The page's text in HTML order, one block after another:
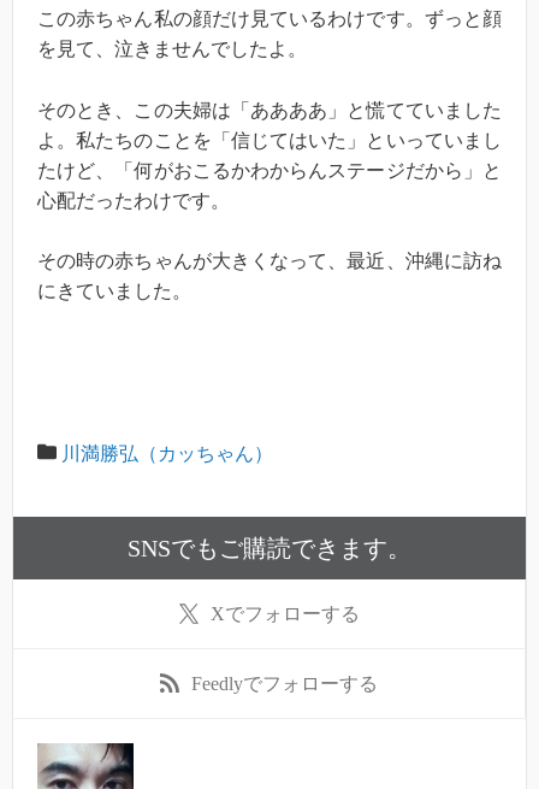
この赤ちゃん私の顔だけ見ているわけです。ずっと顔
を見て、泣きませんでしたよ。
そのとき、この夫婦は「ああああ」と慌てていました
よ。私たちのことを「信じてはいた」といっていまし
たけど、「何がおこるかわからんステージだから」と
心配だったわけです。
その時の赤ちゃんが大きくなって、最近、沖縄に訪ね
にきていました。
川満勝弘（カッちゃん）
SNSでもご購読できます。
Xでフォローする
Feedlyでフォローする